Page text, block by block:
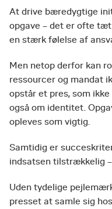
At drive bæredygtige
opgave – det er ofte
en stærk følelse af
Men netop derfor kan
ressourcer og mandat
opstår et pres, som
også om identitet.
opleves som vigtig.
Samtidig er
indsatsen tilstrækkelig
Uden tydelige
presset at samle sig